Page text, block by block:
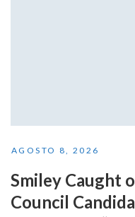
AGOSTO 8, 2026
Smiley Caught
Council